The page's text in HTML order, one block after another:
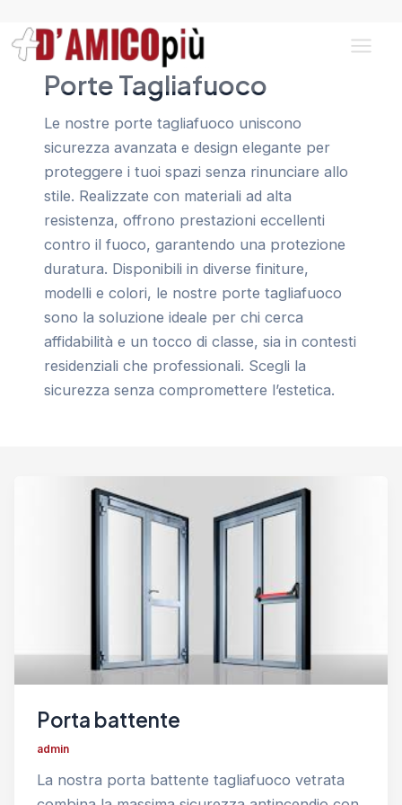
contenuto
Porte Tagliafuoco
Le nostre porte tagliafuoco uniscono
sicurezza avanzata e design elegante per
proteggere i tuoi spazi senza rinunciare allo
stile. Realizzate con materiali ad alta
resistenza, offrono prestazioni eccellenti
contro il fuoco, garantendo una protezione
duratura. Disponibili in diverse finiture,
modelli e colori, le nostre porte tagliafuoco
sono la soluzione ideale per chi cerca
affidabilità e un tocco di classe, sia in contesti
residenziali che professionali. Scegli la
sicurezza senza compromettere l’estetica.
Porta battente
admin
La nostra porta battente tagliafuoco vetrata